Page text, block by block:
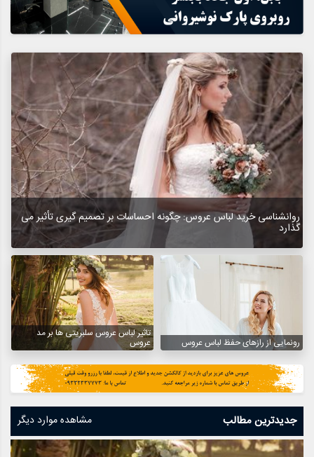
روانشناسی خرید لباس عروس: چگونه احساسات بر تصمیم گیری تأثیر می
گذارد
رونمایی از رازهای حفظ لباس عروس
تاثیر لباس عروس سلبریتی ها بر مد
عروس
جدیدترین مطالب مشاهده موارد دیگر